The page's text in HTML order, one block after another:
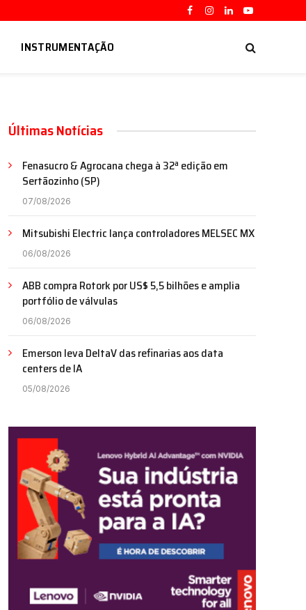
Facebook
Instagram
LinkedInYouTube
INSTRUMENTAÇÃO
Últimas Notícias
Fenasucro & Agrocana chega à 32ª edição em
Sertãozinho (SP)
07/08/2026
Mitsubishi Electric lança controladores MELSEC MX
06/08/2026
ABB compra Rotork por US$ 5,5 bilhões e amplia
portfólio de válvulas
06/08/2026
Emerson leva DeltaV das refinarias aos data
centers de IA
05/08/2026